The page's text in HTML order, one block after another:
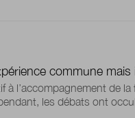
commune
à l’accompagnement de
les débats ont